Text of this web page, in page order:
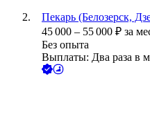
Пекарь (Белозерск,
45 000 – 55 000 ₽ за
Без опыта
Выплаты: Два раза в